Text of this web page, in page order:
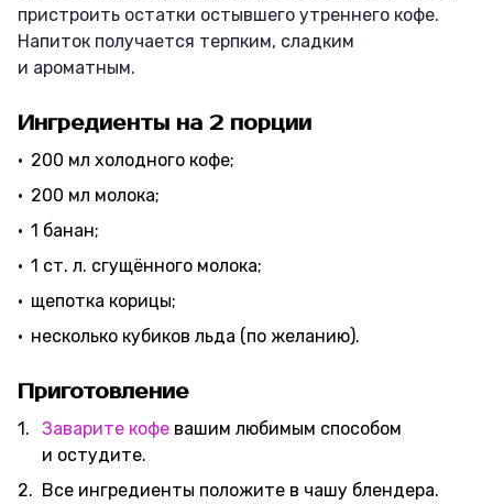
пристроить остатки остывшего утреннего кофе.
Напиток получается терпким, сладким
и ароматным.
Ингредиенты на 2 порции
200 мл холодного кофе;
200 мл молока;
1 банан;
1 ст. л. сгущённого молока;
щепотка корицы;
несколько кубиков льда (по желанию).
Приготовление
Заварите кофе вашим любимым способом
и остудите.
Все ингредиенты положите в чашу блендера.